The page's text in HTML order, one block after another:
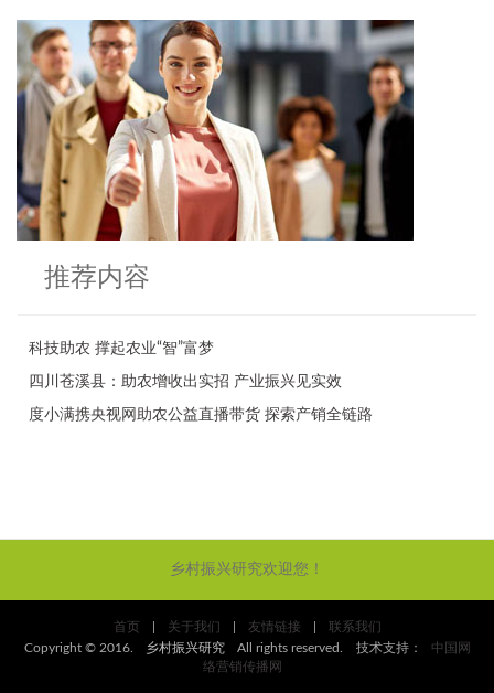
推荐内容
科技助农 撑起农业“智”富梦
四川苍溪县：助农增收出实招 产业振兴见实效
度小满携央视网助农公益直播带货 探索产销全链路
乡村振兴研究欢迎您！
首页 关于我们 友情链接
联系我们
Copyright © 2016.
乡村振兴研究 All rights reserved. 技术支持：
中国网
络营销传播网